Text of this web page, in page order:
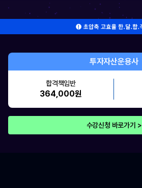
투자자산운용사
합격책임반
364,000원
수강신청 바로가기 >